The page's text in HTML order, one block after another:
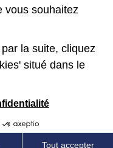
conforme
vous souhaitez
la suite, cliquez
situé dans le
Tout accepter